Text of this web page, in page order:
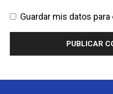
Guardar mis datos